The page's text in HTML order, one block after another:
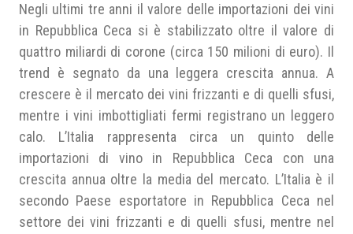
Negli ultimi tre anni il valore delle importazioni dei vini
in Repubblica Ceca si è stabilizzato oltre il valore di
quattro miliardi di corone (circa 150 milioni di euro). Il
trend è segnato da una leggera crescita annua. A
crescere è il mercato dei vini frizzanti e di quelli sfusi,
mentre i vini imbottigliati fermi registrano un leggero
calo. L’Italia rappresenta circa un quinto delle
importazioni di vino in Repubblica Ceca con una
crescita annua oltre la media del mercato. L’Italia è il
secondo Paese esportatore in Repubblica Ceca nel
settore dei vini frizzanti e di quelli sfusi, mentre nel